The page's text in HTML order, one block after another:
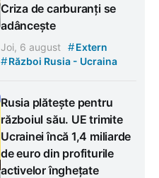
Criza de carburanți se
adâncește
Joi, 6 august #Extern
#Război Rusia - Ucraina
Rusia plătește pentru
războiul său. UE trimite
Ucrainei încă 1,4 miliarde
de euro din profiturile
activelor înghețate